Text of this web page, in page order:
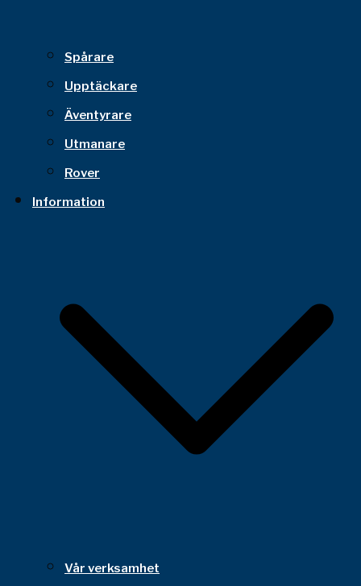
Spårare
Upptäckare
Äventyrare
Utmanare
Rover
Information
Vår verksamhet